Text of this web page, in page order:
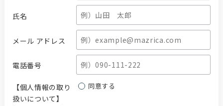
氏名
メール アドレス
電話番号
【個人情報の取り
扱いについて】
同意する